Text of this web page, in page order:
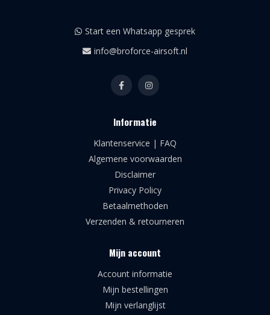
Start een Whatsapp gesprek
info@broforce-airsoft.nl
Informatie
Klantenservice | FAQ
Algemene voorwaarden
Disclaimer
Privacy Policy
Betaalmethoden
Verzenden & retourneren
Mijn account
Account informatie
Mijn bestellingen
Mijn verlanglijst